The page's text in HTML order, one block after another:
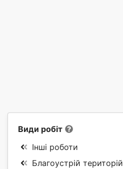
Види робіт
Інші роботи
Благоустрій територій